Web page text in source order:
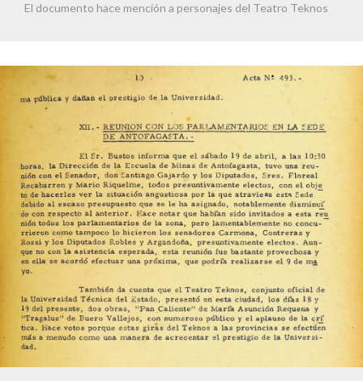
El documento hace mención a personajes del Teatro Teknos